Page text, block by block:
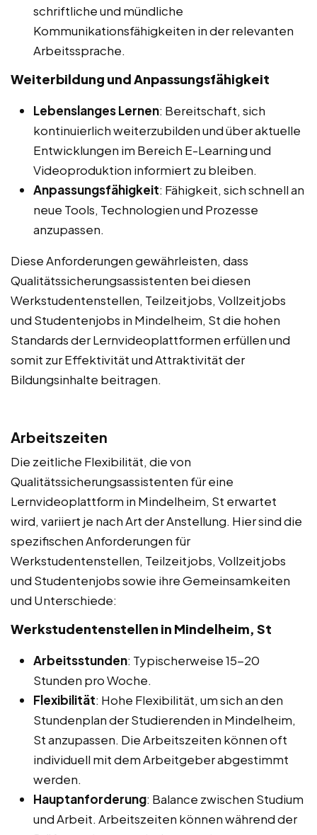
schriftliche und mündliche
Kommunikationsfähigkeiten in der relevanten
Arbeitssprache.
Weiterbildung und Anpassungsfähigkeit
Lebenslanges Lernen: Bereitschaft, sich
kontinuierlich weiterzubilden und über aktuelle
Entwicklungen im Bereich E-Learning und
Videoproduktion informiert zu bleiben.
Anpassungsfähigkeit: Fähigkeit, sich schnell an
neue Tools, Technologien und Prozesse
anzupassen.
Diese Anforderungen gewährleisten, dass
Qualitätssicherungsassistenten bei diesen
Werkstudentenstellen, Teilzeitjobs, Vollzeitjobs
und Studentenjobs in Mindelheim, St die hohen
Standards der Lernvideoplattformen erfüllen und
somit zur Effektivität und Attraktivität der
Bildungsinhalte beitragen.
Arbeitszeiten
Die zeitliche Flexibilität, die von
Qualitätssicherungsassistenten für eine
Lernvideoplattform in Mindelheim, St erwartet
wird, variiert je nach Art der Anstellung. Hier sind die
spezifischen Anforderungen für
Werkstudentenstellen, Teilzeitjobs, Vollzeitjobs
und Studentenjobs sowie ihre Gemeinsamkeiten
und Unterschiede:
Werkstudentenstellen in Mindelheim, St
Arbeitsstunden: Typischerweise 15-20
Stunden pro Woche.
Flexibilität: Hohe Flexibilität, um sich an den
Stundenplan der Studierenden in Mindelheim,
St anzupassen. Die Arbeitszeiten können oft
individuell mit dem Arbeitgeber abgestimmt
werden.
Hauptanforderung: Balance zwischen Studium
und Arbeit. Arbeitszeiten können während der